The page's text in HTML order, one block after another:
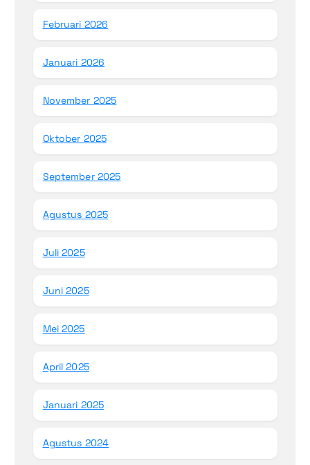
Februari 2026
Januari 2026
November 2025
Oktober 2025
September 2025
Agustus 2025
Juli 2025
Juni 2025
Mei 2025
April 2025
Januari 2025
Agustus 2024